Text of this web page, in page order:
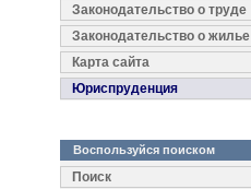
Законодательство о труде
Законодательство о жилье
Карта сайта
Юриспруденция
Воспользуйся поиском
Поиск